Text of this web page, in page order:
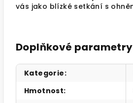
vás jako blízké setkání s
Doplňkové parametry
Kategorie:
Hmotnost: